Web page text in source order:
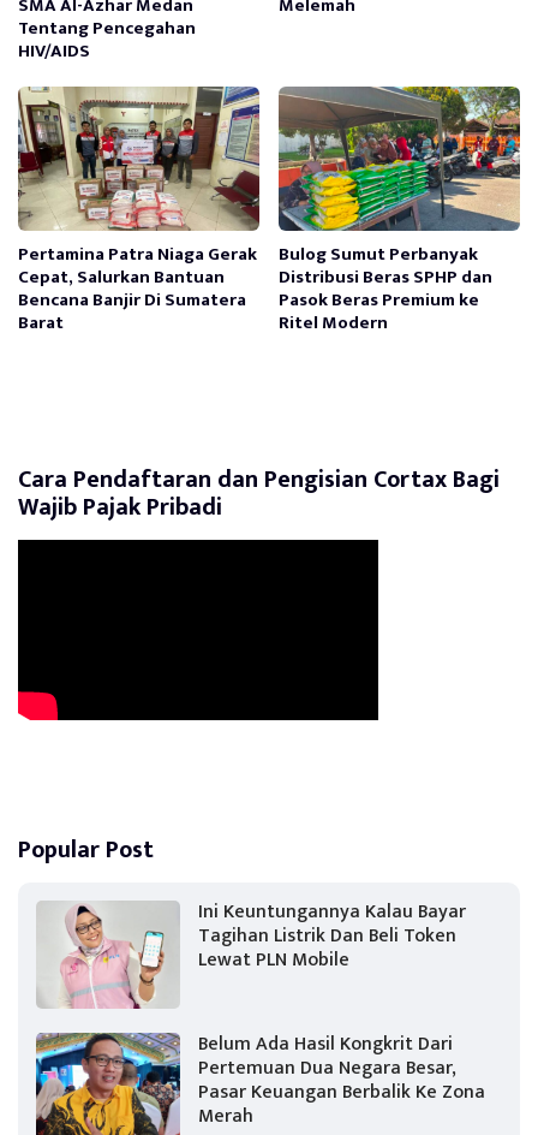
Tentang Pencegahan
HIV/AIDS
Pertamina Patra Niaga Gerak
Cepat, Salurkan Bantuan
Bencana Banjir Di Sumatera
Barat
Bulog Sumut Perbanyak
Distribusi Beras SPHP dan
Pasok Beras Premium ke
Ritel Modern
Cara Pendaftaran dan Pengisian Cortax Bagi
Wajib Pajak Pribadi
Popular Post
Ini Keuntungannya Kalau Bayar
Tagihan Listrik Dan Beli Token
Lewat PLN Mobile
Belum Ada Hasil Kongkrit Dari
Pertemuan Dua Negara Besar,
Pasar Keuangan Berbalik Ke Zona
Merah